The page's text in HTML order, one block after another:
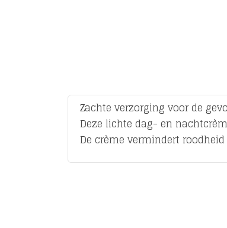
Zachte verzorging voor de
Deze lichte dag- en
De crème vermindert